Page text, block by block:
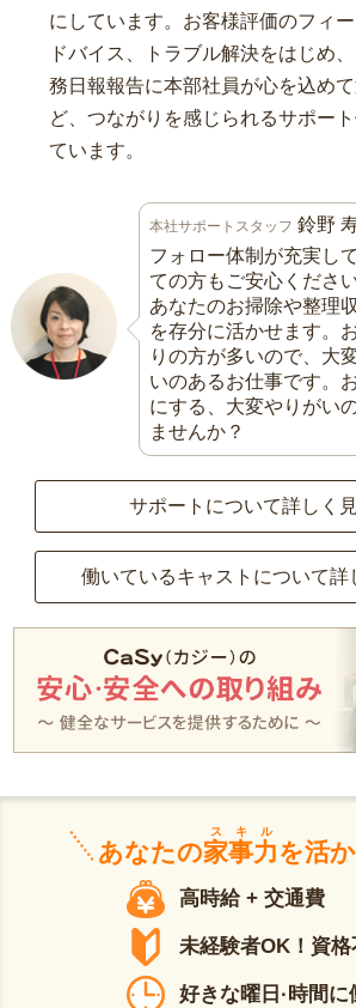
にしています。お客様評価のフィ
ドバイス、トラブル解決をはじめ
務日報報告に本部社員が心を込め
ど、つながりを感じられるサポー
ています。
本社サポートスタッフ 鈴野
フォロー体制が充実し
ての方もご安心ください
あなたのお掃除や整理
を存分に活かせます。
りの方が多いので、大
いのあるお仕事です。
にする、大変やりがい
ませんか？
サポートについて詳しく
働いているキャストについて詳
あなたの家事力
スキル
を活
高時給 + 交通費
未経験者OK！資格
好きな曜日·時間に